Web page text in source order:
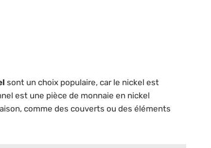
sont un choix populaire, car le nickel est
est une pièce de monnaie en nickel
comme des couverts ou des éléments